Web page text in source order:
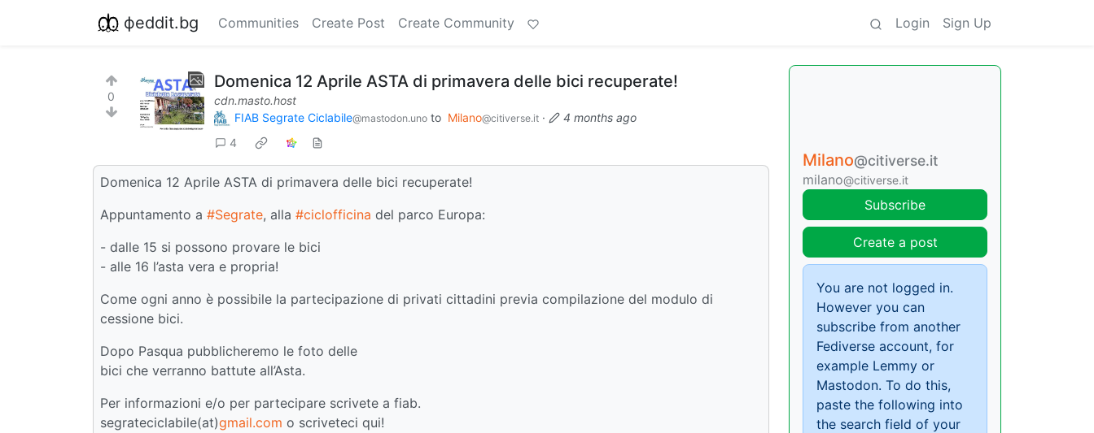
фeddit.bg Communities Create Post Create Community Login Sign Up
0
Domenica 12 Aprile ASTA di primavera delle bici recuperate!
cdn.masto.host
FIAB Segrate Ciclabile@mastodon.uno to Milano@citiverse.it ·
4 months ago
4
Domenica 12 Aprile ASTA di primavera delle bici recuperate!
Appuntamento a #Segrate, alla #ciclofficina del parco Europa:
- dalle 15 si possono provare le bici
- alle 16 l’asta vera e propria!
Come ogni anno è possibile la partecipazione di privati cittadini previa compilazione del modulo di
cessione bici.
Dopo Pasqua pubblicheremo le foto delle
bici che verranno battute all’Asta.
Per informazioni e/o per partecipare scrivete a fiab.
segrateciclabile(at)gmail.com o scriveteci qui!
Milano@citiverse.it
milano@citiverse.it
Subscribe
Create a post
You are not logged in.
However you can
subscribe from another
Fediverse account, for
example Lemmy or
Mastodon. To do this,
paste the following into
the search field of your